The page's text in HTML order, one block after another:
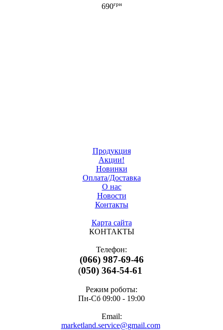
690грн
Продукция
Акции!
Новинки
Оплата/Доставка
О нас
Новости
Контакты
Карта сайта
КОНТАКТЫ
Телефон:
(066) 987-69-46
(050) 364-54-61
Режим роботы:
Пн-Cб 09:00 - 19:00
Email:
marketland.service@gmail.com